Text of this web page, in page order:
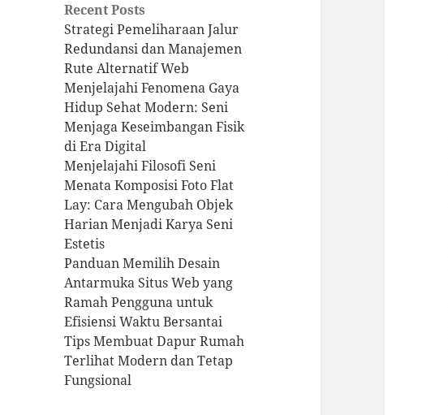
Recent Posts
Strategi Pemeliharaan Jalur
Redundansi dan Manajemen
Rute Alternatif Web
Menjelajahi Fenomena Gaya
Hidup Sehat Modern: Seni
Menjaga Keseimbangan Fisik
di Era Digital
Menjelajahi Filosofi Seni
Menata Komposisi Foto Flat
Lay: Cara Mengubah Objek
Harian Menjadi Karya Seni
Estetis
Panduan Memilih Desain
Antarmuka Situs Web yang
Ramah Pengguna untuk
Efisiensi Waktu Bersantai
Tips Membuat Dapur Rumah
Terlihat Modern dan Tetap
Fungsional